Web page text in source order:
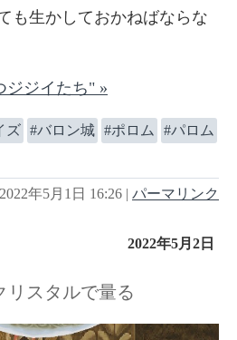
も生かしておかねばならな
ジジイたち" »
ズ バロン城 ポロム
パロム
年5月1日 16:26 | パーマリンク
2022年5月2日
リスタルで量る